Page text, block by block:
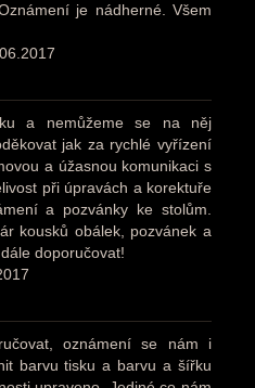
je nádherné. Všem
a nemůžeme se na něj
jak za rychlé vyřízení
a úžasnou komunikaci s
při úpravách a korektuře
a pozvánky ke stolům.
kousků obálek, pozvánek a
doporučovat!
oznámení se nám i
barvu tisku a barvu a šířku